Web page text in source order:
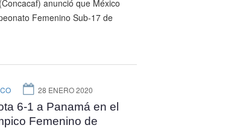
anunció que México
Femenino Sub-17 de
28 ENERO 2020
6-1 a Panamá en el
Femenino de